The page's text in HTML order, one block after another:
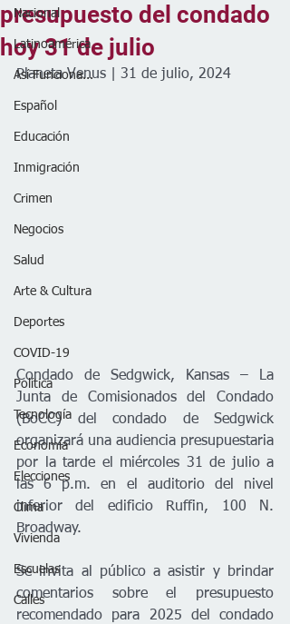
Nacional
Latinoamérica
Así Funciona...
Español
Educación
Inmigración
Crimen
Negocios
Salud
Arte & Cultura
Deportes
COVID-19
Política
Tecnología
Economía
Elecciones
Clima
Vivienda
Escuelas
Calles
presupuesto del condado
hoy 31 de julio
Planeta Venus | 31 de julio, 2024
Condado de Sedgwick, Kansas – La
Junta de Comisionados del Condado
(BoCC) del condado de Sedgwick
organizará una audiencia presupuestaria
por la tarde el miércoles 31 de julio a
las 6 p.m. en el auditorio del nivel
inferior del edificio Ruffin, 100 N.
Broadway.
Se invita al público a asistir y brindar
comentarios sobre el presupuesto
recomendado para 2025 del condado